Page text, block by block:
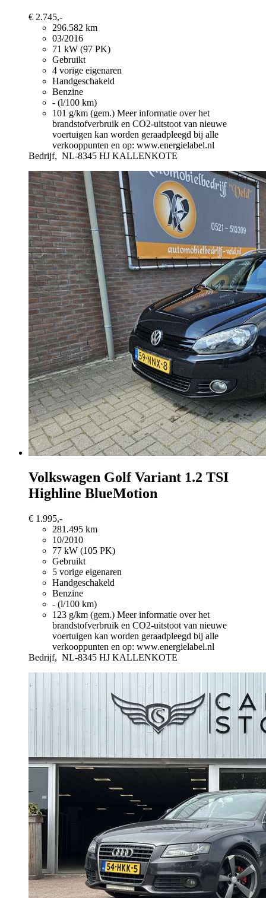
€ 2.745,-
296.582 km
03/2016
71 kW (97 PK)
Gebruikt
4 vorige eigenaren
Handgeschakeld
Benzine
- (l/100 km)
101 g/km (gem.) Meer informatie over het
brandstofverbruik en CO2-uitstoot van nieuwe
voertuigen kan worden geraadpleegd bij alle
verkooppunten en op: www.energielabel.nl
Bedrijf, NL-8345 HJ KALLENKOTE
Volkswagen Golf Variant 1.2 TSI
Highline BlueMotion
€ 1.995,-
281.495 km
10/2010
77 kW (105 PK)
Gebruikt
5 vorige eigenaren
Handgeschakeld
Benzine
- (l/100 km)
123 g/km (gem.) Meer informatie over het
brandstofverbruik en CO2-uitstoot van nieuwe
voertuigen kan worden geraadpleegd bij alle
verkooppunten en op: www.energielabel.nl
Bedrijf, NL-8345 HJ KALLENKOTE